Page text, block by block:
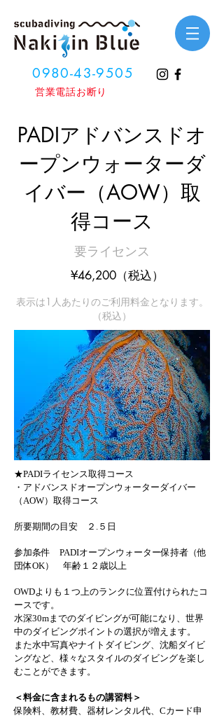
0980-43-9505
​営業電話お断り
PADIアドバンスドオ
ープンウォーターダ
イバー（AOW）取
得コース
要ライセンス
¥46,200（税込）
表示は1人あたりのご利用料金となります。
（税込）
★PADIライセンス取得コース
・アドバンスドオープンウォーターダイバー
（AOW）取得コース
所要期間の目安 ２.５日
参加条件 PADIオープンウォーター保持者（他
団体OK） 年齢１２歳以上
OWDよりも１つ上のランクに位置付けられたコ
ースです。
水深30mまでのダイビングが可能になり、世界
中のダイビングポイントの選択が増えます。
また水中写真やナイトダイビング、沈船ダイビ
ングなど、様々なスタイルのダイビングを楽し
むことができます。
＜料金に含まれるもの講習料＞
保険料、教材費、器材レンタル代、Cカード申